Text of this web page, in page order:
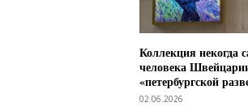
Коллекция некогда
человека
«петербургской
02.06.2026